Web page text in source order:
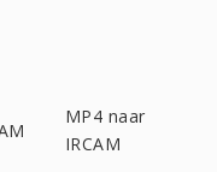
MP4 naar
IRCAM